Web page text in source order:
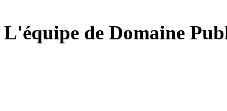
L'équipe de Domaine